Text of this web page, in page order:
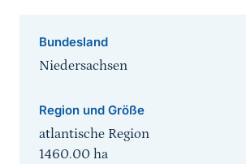
Bundesland
Niedersachsen
Region und Größe
atlantische Region
1460.00 ha